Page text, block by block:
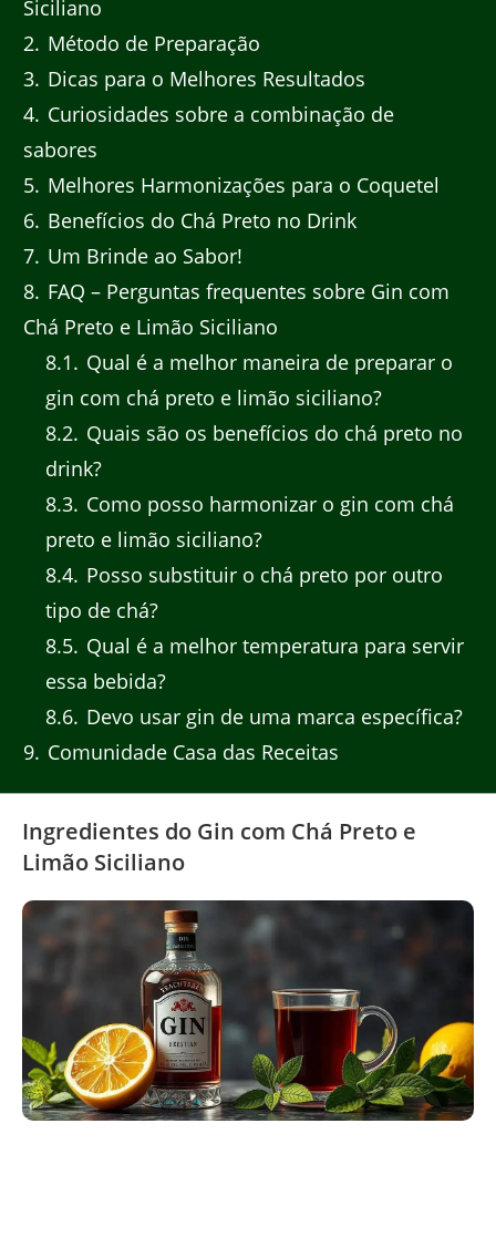
Siciliano
2 Método de Preparação
3 Dicas para o Melhores Resultados
4 Curiosidades sobre a combinação de
sabores
5 Melhores Harmonizações para o Coquetel
6 Benefícios do Chá Preto no Drink
7 Um Brinde ao Sabor!
8 FAQ – Perguntas frequentes sobre Gin com
Chá Preto e Limão Siciliano
8.1
Qual é a melhor maneira de preparar o
gin com chá preto e limão siciliano?
8.2 Quais são os benefícios do chá preto no
drink?
8.3 Como posso harmonizar o gin com chá
preto e limão siciliano?
8.4 Posso substituir o chá preto por outro
tipo de chá?
8.5 Qual é a melhor temperatura para servir
essa bebida?
8.6 Devo usar gin de uma marca específica?
9 Comunidade Casa das Receitas
Ingredientes do Gin com Chá Preto e
Limão Siciliano